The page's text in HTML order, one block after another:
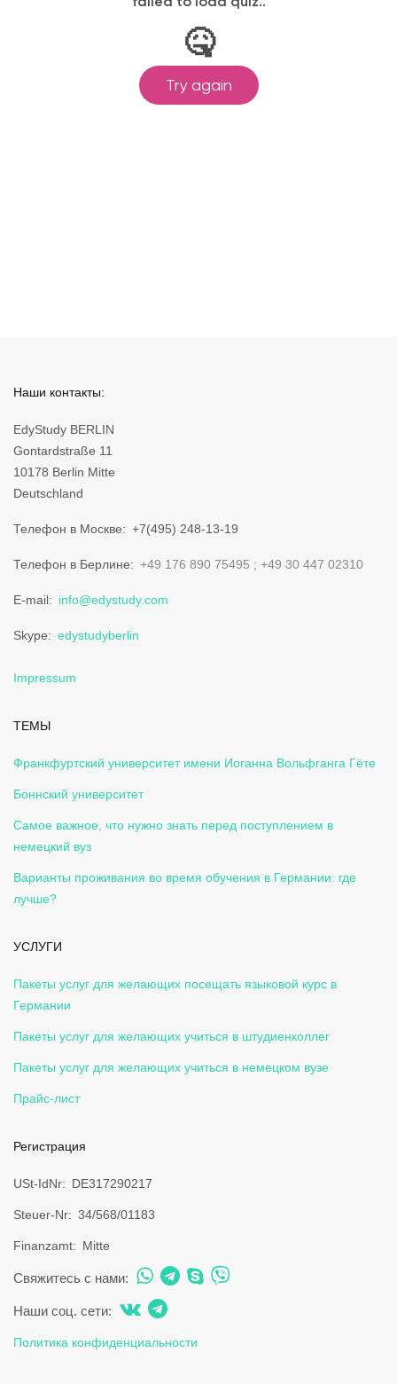
Наши контакты:
EdyStudy BERLIN
Gontardstraße 11
10178 Berlin Mitte
Deutschland
Телефон в Москве +7(495) 248-13-19
Телефон в Берлине +49 176 890 75495 +49 30 447 02310
E-mail info@edystudy.com
Skype edystudyberlin
Impressum
ТЕМЫ
Франкфуртский университет имени Иоганна Вольфганга Гёте
Боннский университет
Самое важное, что нужно знать перед поступлением в
немецкий вуз
Варианты проживания во время обучения в Германии: где
лучше?
УСЛУГИ
Пакеты услуг для желающих посещать языковой курс в
Германии
Пакеты услуг для желающих учиться в штудиенколлег
Пакеты услуг для желающих учиться в немецком вузе
Прайс-лист
Регистрация
USt-IdNr DE317290217
Steuer-Nr 34/568/01183
Finanzamt Mitte
Свяжитесь с нами:
Наши соц. сети:
Политика конфиденциальности